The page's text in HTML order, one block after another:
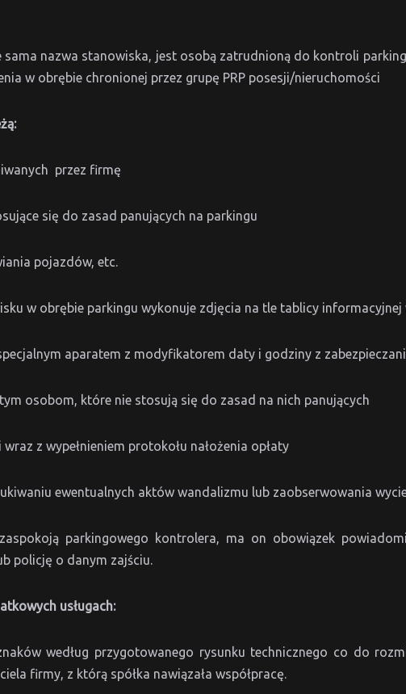
nazwa stanowiska, jest osobą zatrudnioną do kontroli
w obrębie chronionej przez grupę PRP posesji/nieruchomości
przez firmę
się do zasad panujących na parkingu
pojazdów, etc.
w obrębie parkingu wykonuje zdjęcia na tle tablicy
aparatem z modyfikatorem daty i godziny z
osobom, które nie stosują się do zasad na nich panujących
z wypełnieniem protokołu nałożenia opłaty
ewentualnych aktów wandalizmu lub zaobserwowania
parkingowego kontrolera, ma on obowiązek
policję o danym zajściu.
usługach:
według przygotowanego rysunku technicznego co do
firmy, z którą spółka nawiązała współpracę.